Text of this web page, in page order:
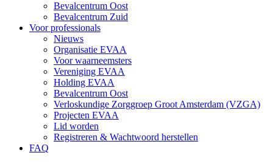
Bevalcentrum Oost
Bevalcentrum Zuid
Voor professionals
Nieuws
Organisatie EVAA
Voor waarneemsters
Vereniging EVAA
Holding EVAA
Bevalcentrum Oost
Verloskundige Zorggroep Groot Amsterdam (VZGA)
Projecten EVAA
Lid worden
Registreren & Wachtwoord herstellen
FAQ